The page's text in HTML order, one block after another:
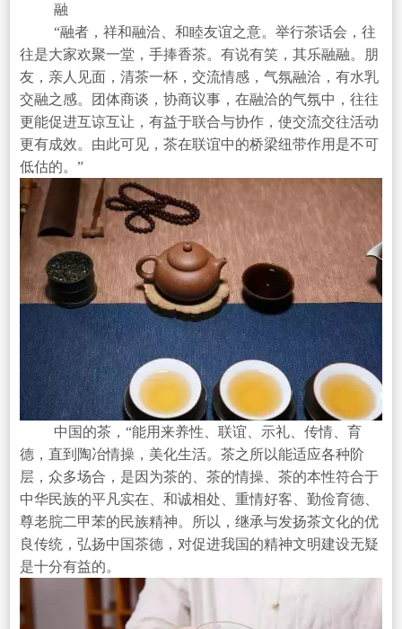
融
“融者，祥和融洽、和睦友谊之意。举行茶话会，往
往是大家欢聚一堂，手捧香茶。有说有笑，其乐融融。朋
友，亲人见面，清茶一杯，交流情感，气氛融洽，有水乳
交融之感。团体商谈，协商议事，在融洽的气氛中，往往
更能促进互谅互让，有益于联合与协作，使交流交往活动
更有成效。由此可见，茶在联谊中的桥梁纽带作用是不可
低估的。”
中国的茶，“能用来养性、联谊、示礼、传情、育
德，直到陶冶情操，美化生活。茶之所以能适应各种阶
层，众多场合，是因为茶的、茶的情操、茶的本性符合于
中华民族的平凡实在、和诚相处、重情好客、勤俭育德、
尊老脘二甲苯的民族精神。所以，继承与发扬茶文化的优
良传统，弘扬中国茶德，对促进我国的精神文明建设无疑
是十分有益的。